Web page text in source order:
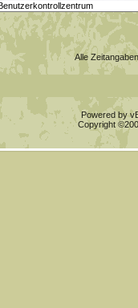
Alle
Powered by
Copyright